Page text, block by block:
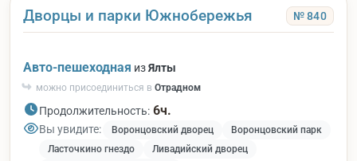
Дворцы и парки Южнобережья № 840
Авто-пешеходная изЯлты
можно присоединиться в Отрадном
Продолжительность: 6ч.
Вы увидите: Воронцовский дворец
Воронцовский парк
Ласточкино гнездо
Ливадийский дворец